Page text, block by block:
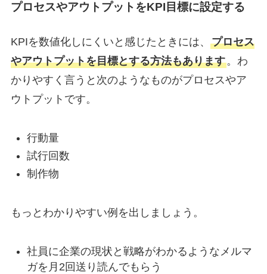
プロセスやアウトプットをKPI目標に設定する
KPIを数値化しにくいと感じたときには、 プロセス
やアウトプットを目標とする方法もあります。わ
かりやすく言うと次のようなものがプロセスやア
ウトプットです。
行動量
試行回数
制作物
もっとわかりやすい例を出しましょう。
社員に企業の現状と戦略がわかるようなメルマ
ガを月2回送り読んでもらう